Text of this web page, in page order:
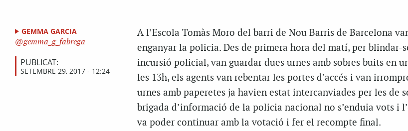
GEMMA GARCIA
gemma_g_fabrega
PUBLICAT:
SETEMBRE 29, 2017 - 12:24
A l’Escola Tomàs Moro del barri de Nou Barris de Barcelona
enganyar la policia. Des de primera hora del matí, per blindar-
incursió policial, van guardar dues urnes amb sobres buits en
les 13h, els agents van rebentar les portes d’accés i van
urnes amb paperetes ja havien estat intercanviades per les de
brigada d’informació de la policia nacional no s’enduia vots i
va poder continuar amb la votació i fer el recompte final.